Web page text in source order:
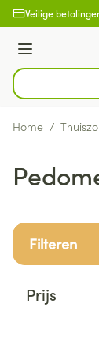
Ga naar de
Veilige
Menu
Product, merk,
Home /
Filteren
Prijs